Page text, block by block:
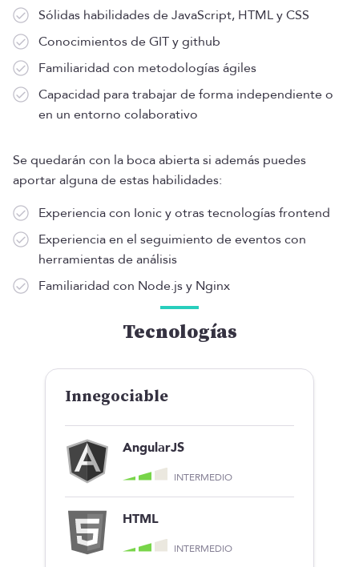
Sólidas habilidades de JavaScript, HTML y CSS
Conocimientos de GIT y github
Familiaridad con metodologías ágiles
Capacidad para trabajar de forma independiente o
en un entorno colaborativo
Se quedarán con la boca abierta si además puedes
aportar alguna de estas habilidades:
Experiencia con Ionic y otras tecnologías frontend
Experiencia en el seguimiento de eventos con
herramientas de análisis
Familiaridad con Node.js y Nginx
Tecnologías
Innegociable
AngularJS
INTERMEDIO
HTML
INTERMEDIO